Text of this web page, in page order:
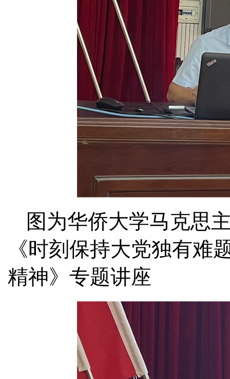
图为华侨大学马克思
《时刻保持大党独有难
精神》专题讲座